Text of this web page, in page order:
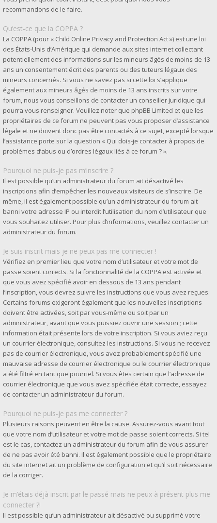
recommandons de le faire.
Qu’est-ce que la COPPA ?
La COPPA (pour « Child Online Privacy and Protection Act ») est une loi
des États-Unis d’Amérique qui demande aux sites internet collectant
potentiellement des informations sur les mineurs âgés de moins de 13
ans un consentement écrit des parents ou des tuteurs légaux des
mineurs concernés. Si vous ne savez pas si cette loi s’applique
également aux mineurs âgés de moins de 13 ans inscrits sur votre
forum, nous vous conseillons de contacter un conseiller juridique qui
pourra vous renseigner. Veuillez noter que phpBB Limited et que les
propriétaires de ce forum ne peuvent pas vous proposer d’assistance
légale et ne doivent donc pas être contactés à ce sujet, excepté lorsque
l’assistance porte sur la question « Qui dois-je contacter à propos de
problèmes d’abus ou d’ordres légaux liés à ce forum ? ».
Pourquoi ne puis-je pas m’inscrire ?
Il est possible qu’un administrateur du forum ait désactivé les
inscriptions afin d’empêcher les nouveaux visiteurs de s’inscrire. De
même, il est également possible qu’un administrateur du forum ait
banni votre adresse IP ou interdit l’utilisation du nom d’utilisateur que
vous souhaitez utiliser. Pour plus d’informations, veuillez contacter un
administrateur du forum.
Je suis inscrit mais je ne peux pas me connecter !
Vérifiez en premier lieu que votre nom d’utilisateur et votre mot de
passe soient corrects. Si la fonctionnalité de la COPPA est activée et
que vous avez spécifié avoir en dessous de 13 ans pendant
l’inscription, vous devrez suivre les instructions que vous avez reçues.
Certains forums exigeront également que les nouvelles inscriptions
doivent être activées, soit par vous-même ou soit par un
administrateur, avant que vous puissiez ouvrir une session ; cette
information était présente lors de votre inscription. Si vous aviez reçu
un courrier électronique, consultez les instructions. Si vous ne recevez
pas de courrier électronique, vous avez probablement spécifié une
mauvaise adresse de courrier électronique ou le courrier électronique
a été filtré en tant que pourriel. Si vous êtes certain que l’adresse de
courrier électronique que vous avez spécifiée était correcte, essayez
de contacter un administrateur du forum.
Pourquoi ne puis-je pas me connecter ?
Plusieurs raisons peuvent en être la cause. Assurez-vous avant tout
que votre nom d’utilisateur et votre mot de passe soient corrects. Si tel
est le cas, contactez un administrateur du forum afin de vous assurer
de ne pas avoir été banni. Il est également possible que le propriétaire
du site internet ait un problème de configuration et qu’il soit nécessaire
de la corriger.
Je m’étais déjà inscrit par le passé mais ne peux à présent plus me
connecter ?!
Il est possible qu’un administrateur ait désactivé ou supprimé votre